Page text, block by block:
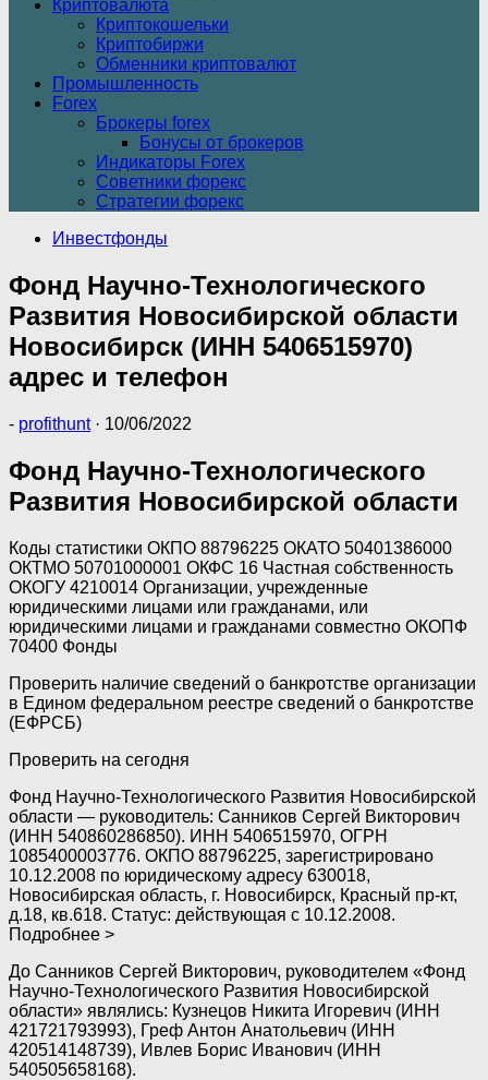
Криптовалюта
Криптокошельки
Криптобиржи
Обменники криптовалют
Промышленность
Forex
Брокеры forex
Бонусы от брокеров
Индикаторы Forex
Советники форекс
Стратегии форекс
Инвестфонды
Фонд Научно-Технологического
Развития Новосибирской области
Новосибирск (ИНН 5406515970)
адрес и телефон
- profithunt · 10/06/2022
Фонд Научно-Технологического
Развития Новосибирской области
Коды статистики ОКПО 88796225 ОКАТО 50401386000
ОКТМО 50701000001 ОКФС 16 Частная собственность
ОКОГУ 4210014 Организации, учрежденные
юридическими лицами или гражданами, или
юридическими лицами и гражданами совместно ОКОПФ
70400 Фонды
Проверить наличие сведений о банкротстве организации
в Едином федеральном реестре сведений о банкротстве
(ЕФРСБ)
Проверить на сегодня
Фонд Научно-Технологического Развития Новосибирской
области — руководитель: Санников Сергей Викторович
(ИНН 540860286850). ИНН 5406515970, ОГРН
1085400003776. ОКПО 88796225, зарегистрировано
10.12.2008 по юридическому адресу 630018,
Новосибирская область, г. Новосибирск, Красный пр-кт,
д.18, кв.618. Статус: действующая с 10.12.2008.
Подробнее >
До Санников Сергей Викторович, руководителем «Фонд
Научно-Технологического Развития Новосибирской
области» являлись: Кузнецов Никита Игоревич (ИНН
421721793993), Греф Антон Анатольевич (ИНН
420514148739), Ивлев Борис Иванович (ИНН
540505658168).